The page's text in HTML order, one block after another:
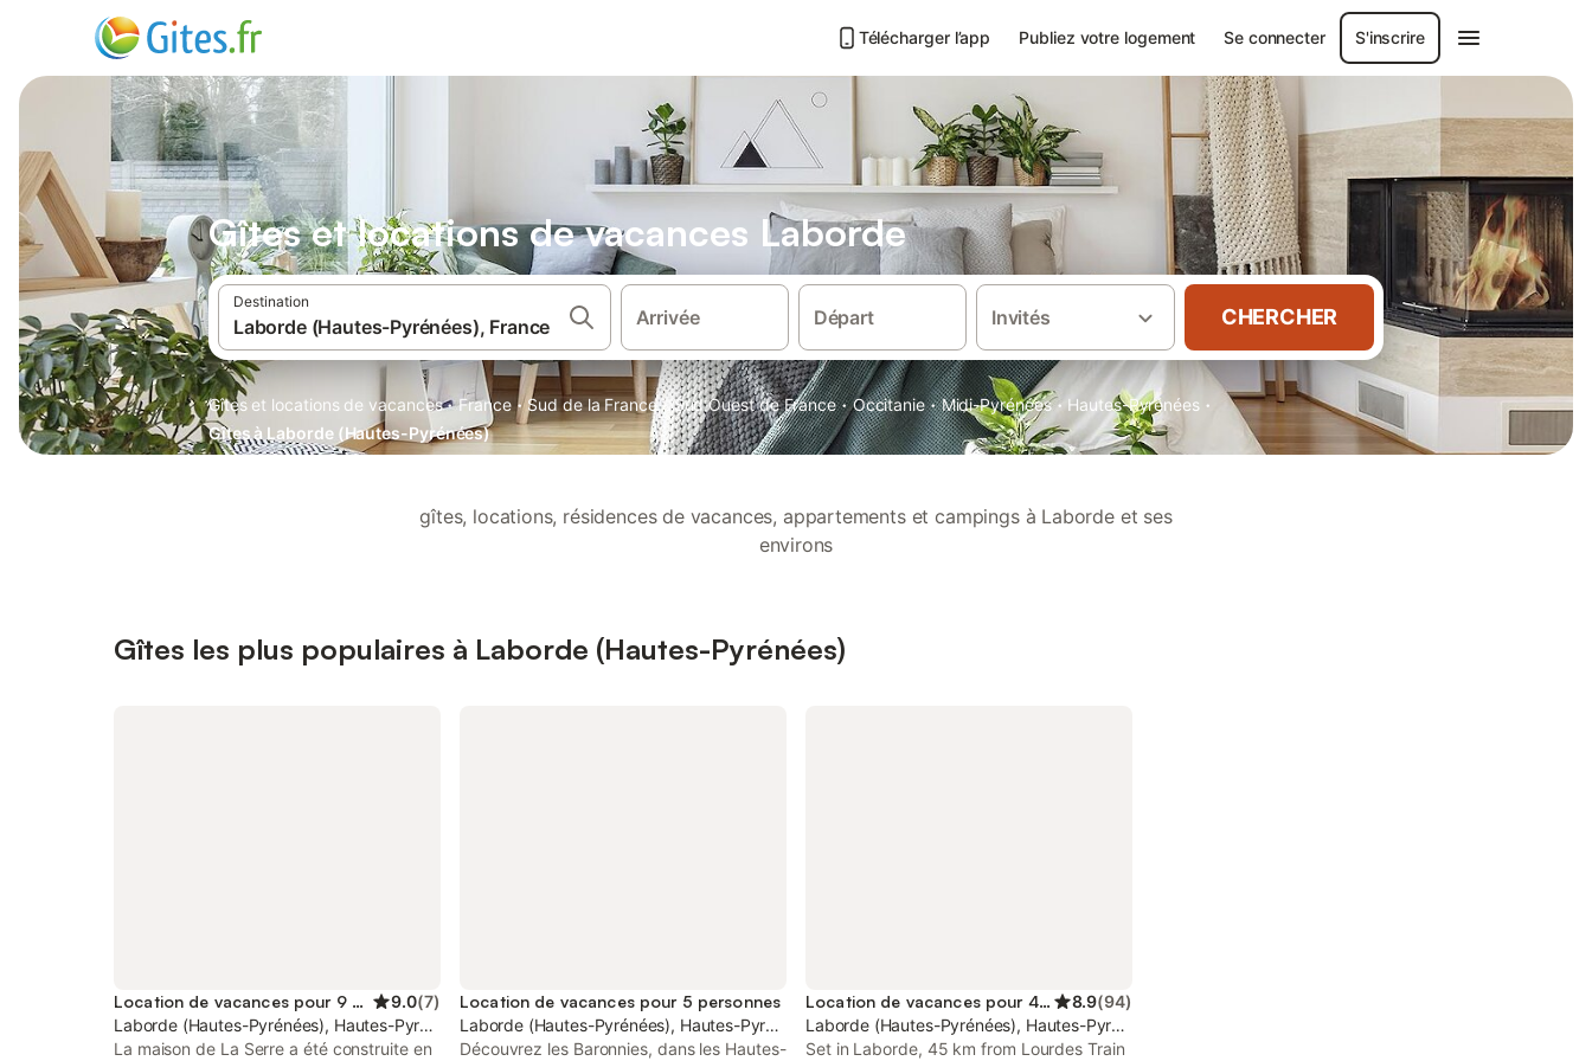
Télécharger l’app Publiez votre logement Se connecter S'inscrire
Gîtes et locations de vacances Laborde
Destination
Arrivée Départ Invités CHERCHER
Gîtes et locations de vacances · France · Sud de la France · Sud Ouest de France · Occitanie · Midi-Pyrénées · Hautes-Pyrénées ·
Gîtes à Laborde (Hautes-Pyrénées)
gîtes, locations, résidences de vacances, appartements et campings à Laborde et ses
environs
Gîtes les plus populaires à Laborde (Hautes-Pyrénées)
Location de vacances pour 9 personnes 9.0(7)
Laborde (Hautes-Pyrénées), Hautes-Pyrénées
La maison de La Serre a été construite en
Location de vacances pour 5 personnes
Laborde (Hautes-Pyrénées), Hautes-Pyrénées
Découvrez les Baronnies, dans les Hautes-
Location de vacances pour 4 personnes 8.9(94)
Laborde (Hautes-Pyrénées), Hautes-Pyrénées
Set in Laborde, 45 km from Lourdes Train